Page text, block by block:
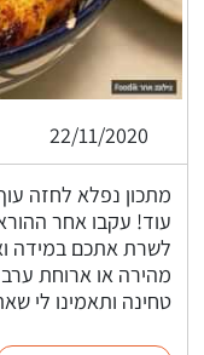
22/11/2020
מתכון נפלא לחזה
עוד! עקבו אחר
לשרת אתכם במידה
מהירה או ארוחת
טחינה ותאמינו לי